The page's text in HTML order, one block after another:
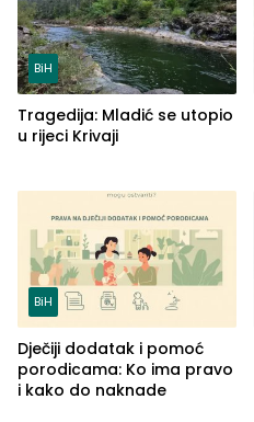
BiH
Tragedija: Mladić se utopio
u rijeci Krivaji
BiH
Dječiji dodatak i pomoć
porodicama: Ko ima pravo
i kako do naknade